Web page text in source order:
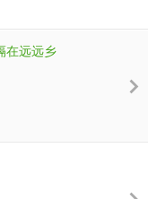
在远远乡